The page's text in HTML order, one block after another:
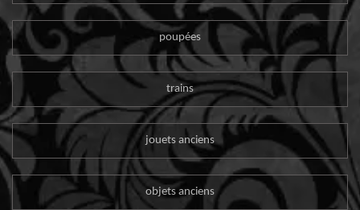
poupées
trains
jouets anciens
objets anciens